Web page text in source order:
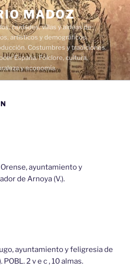
MADOZ
ciudades, villas y aldeas de
artísticos y demográficos.
Costumbres y tradiciones.
España. Folclore, cultura,
y economía.
ayuntamiento y
de Arnoya (V.).
ayuntamiento y feligresia de
POBL. 2 v e c , 10 almas.